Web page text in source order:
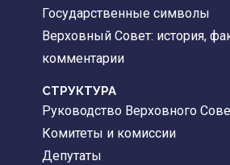
Государственные символы
Верховный Совет: история,
комментарии
CТРУКТУРА
Руководство Верховного
Комитеты и комиссии
Депутаты